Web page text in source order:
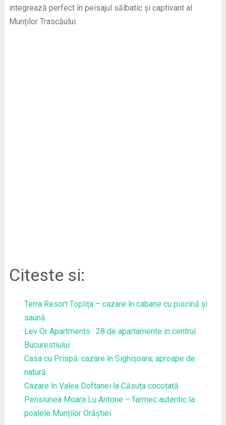
integrează perfect în peisajul sălbatic și captivant al
Munților Trascăului.
Citeste si:
Terra Resort Toplița – cazare în cabane cu piscină și
saună
Lev Or Apartments : 28 de apartamente in centrul
Bucurestiului
Casa cu Prispă: cazare în Sighișoara, aproape de
natură
Cazare în Valea Doftanei la Căsuța cocoțată
Pensiunea Moara Lu Antone – farmec autentic la
poalele Munților Orăștiei